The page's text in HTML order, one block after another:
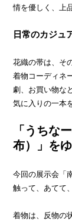
情を優しく、上
日常のカジュ
花織の帯は、そ
着物コーディネ
劇、お買い物な
気に入りの一本
「うちな
布）」を
今回の展示会「
触って、あてて
着物は、反物の